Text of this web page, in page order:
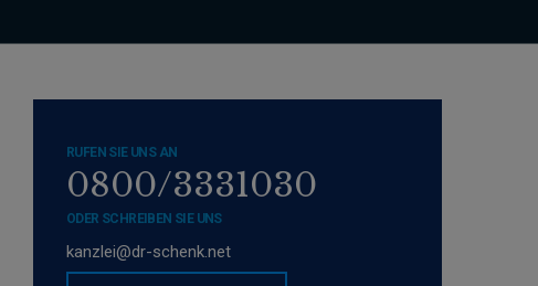
RUFEN SIE UNS AN
0800/3331030
ODER SCHREIBEN SIE UNS
kanzlei@dr-schenk.net